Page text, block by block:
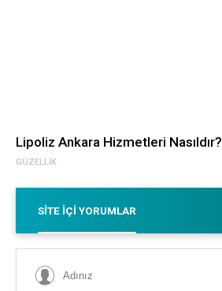
GÜZELLIK
Lipoliz Ankara Hizmetleri Nasıldır?
SITE İÇI YORUMLAR